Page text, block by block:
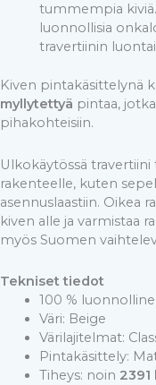
tummempia
luonnollisia
travertiinin
Kiven pintakäsittelynä
myllytettyä pintaa,
pihakohteisiin.
Ulkokäytössä travertiini
rakenteelle, kuten
asennuslaastiin. Oikea
kiven alle ja varmistaa
myös Suomen
Tekniset tiedot
100 %
Väri: Beige
Värilajitelmat:
Pintakäsittely:
Tiheys: noin 2391